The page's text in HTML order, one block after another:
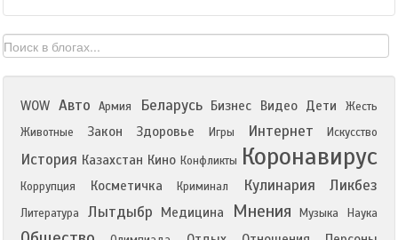
WOW Авто Армия Беларусь Бизнес Видео Дети
Жесть
Животные
Закон Здоровье Игры Интернет Искусство
История Казахстан Кино Конфликты Коронавирус
Коррупция Косметичка Криминал Кулинария Ликбез
Литература Лытдыбр Медицина Мнения Музыка Наука